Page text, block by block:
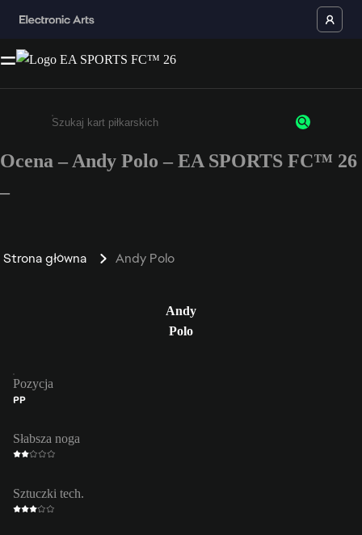
Wpisz co najmniej 3 znaki lub cyfry.
Ocena – Andy Polo – EA SPORTS FC™ 26
–
Strona główna Andy Polo
Andy
Polo
Pozycja
PP
Słabsza noga
Sztuczki tech.